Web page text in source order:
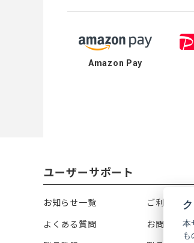
Amazon Pay
ユーザーサポート
お知らせ一覧 ご利用ガイ
よくある質問 お問い合わ
本
も